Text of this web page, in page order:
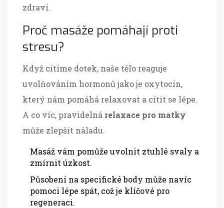
zdraví.
Proč masáže pomáhají proti
stresu?
Když cítíme dotek, naše tělo reaguje
uvolňováním hormonů jako je oxytocin,
který nám pomáhá relaxovat a cítit se lépe.
A co víc, pravidelná relaxace pro matky
může zlepšit náladu.
Masáž vám pomůže uvolnit ztuhlé svaly a
zmírnit úzkost.
Působení na specifické body může navíc
pomoci lépe spát, což je klíčové pro
regeneraci.